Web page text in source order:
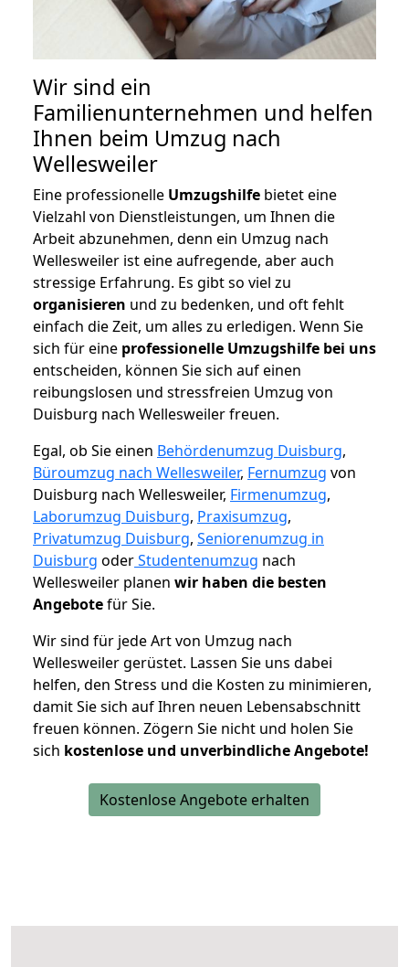
Wir sind ein
Familienunternehmen und helfen
Ihnen beim Umzug nach
Wellesweiler
Eine professionelle Umzugshilfe bietet eine
Vielzahl von Dienstleistungen, um Ihnen die
Arbeit abzunehmen, denn ein Umzug nach
Wellesweiler ist eine aufregende, aber auch
stressige Erfahrung. Es gibt so viel zu
organisieren und zu bedenken, und oft fehlt
einfach die Zeit, um alles zu erledigen. Wenn Sie
sich für eine professionelle Umzugshilfe bei uns
entscheiden, können Sie sich auf einen
reibungslosen und stressfreien Umzug von
Duisburg nach Wellesweiler freuen.
Egal, ob Sie einen Behördenumzug Duisburg,
Büroumzug nach Wellesweiler, Fernumzug von
Duisburg nach Wellesweiler, Firmenumzug,
Laborumzug Duisburg, Praxisumzug,
Privatumzug Duisburg, Seniorenumzug in
Duisburg oderStudentenumzug nach
Wellesweiler planen wir haben die besten
Angebotefür Sie.
Wir sind für jede Art von Umzug nach
Wellesweiler gerüstet. Lassen Sie uns dabei
helfen, den Stress und die Kosten zu minimieren,
damit Sie sich auf Ihren neuen Lebensabschnitt
freuen können. Zögern Sie nicht und holen Sie
sich kostenlose und unverbindliche Angebote!
Kostenlose Angebote erhalten